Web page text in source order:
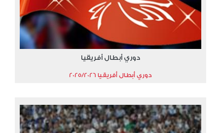
دوري أبطال أفريقيا
دوري أبطال أفريقيا 2025/2026